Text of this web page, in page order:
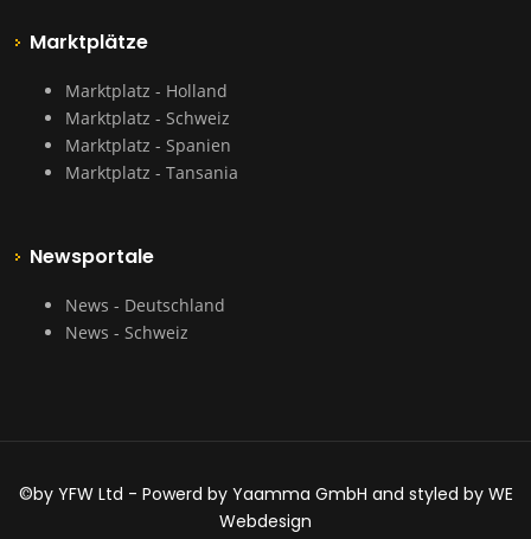
Marktplätze
Marktplatz - Holland
Marktplatz - Schweiz
Marktplatz - Spanien
Marktplatz - Tansania
Newsportale
News - Deutschland
News - Schweiz
©by YFW Ltd - Powerd by Yaamma GmbH and styled by WE
Webdesign